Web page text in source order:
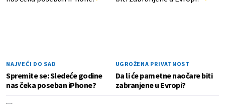
NAJVEĆI DO SAD
Spremite se: Sledeće godine
nas čeka poseban iPhone?
UGROŽENA PRIVATNOST
Da li će pametne naočare biti
zabranjene u Evropi?